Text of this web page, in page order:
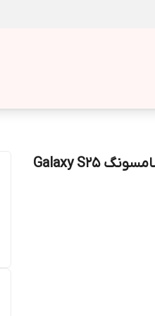
محافظ لنز رینگی نگین دار Lens Film سامسونگ Galaxy S25